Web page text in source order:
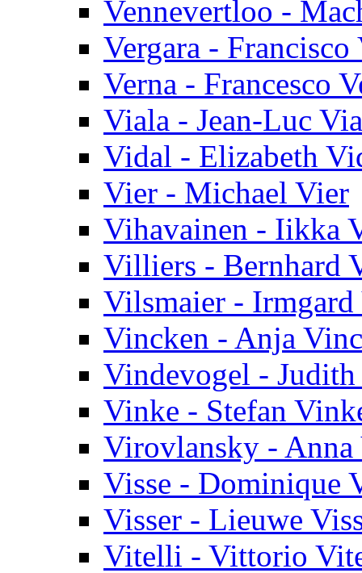
Vennevertloo -
Vergara - Francisco
Verna - Francesco
Viala - Jean-Luc
Vidal - Elizabeth
Vier - Michael Vier
Vihavainen - Iikka
Villiers - Bernhard
Vilsmaier -
Vincken - Anja
Vindevogel -
Vinke - Stefan
Virovlansky -
Visse - Dominique
Visser - Lieuwe
Vitelli - Vittorio